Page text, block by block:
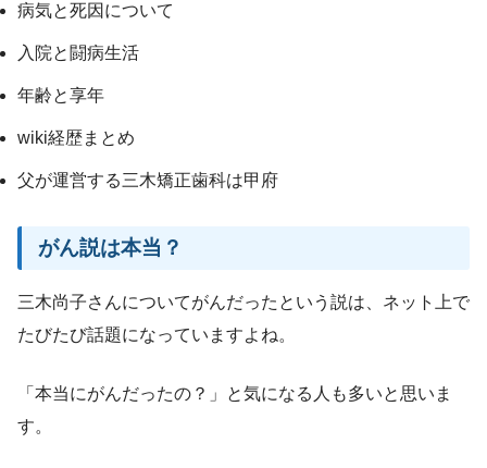
病気と死因について
入院と闘病生活
年齢と享年
wiki経歴まとめ
父が運営する三木矯正歯科は甲府
がん説は本当？
三木尚子さんについてがんだったという説は、ネット上で
たびたび話題になっていますよね。
「本当にがんだったの？」と気になる人も多いと思いま
す。